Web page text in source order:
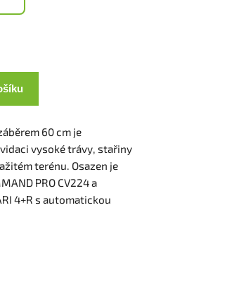
60 cm je
vysoké trávy, stařiny
terénu. Osazen je
PRO CV224 a
4+R s automatickou